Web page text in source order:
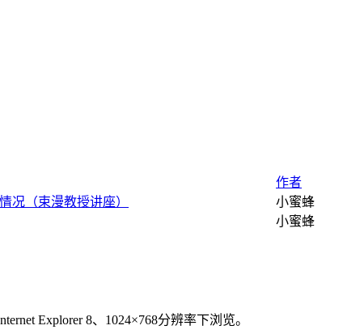
作者
况（束漫教授讲座） 小蜜蜂
小蜜蜂
Explorer 8、1024×768分辨率下浏览。